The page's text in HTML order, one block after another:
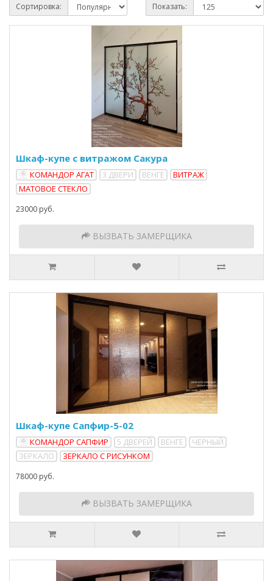
Сортировка: Показать:
Шкаф-купе с витражом Сакура
КОМАНДОР АГАТ 3 ДВЕРИ ВЕНГЕ
ВИТРАЖ
МАТОВОЕ СТЕКЛО
23000 руб.
ВЫЗВАТЬ ЗАМЕРЩИКА
Шкаф-купе Сапфир-5-02
КОМАНДОР САПФИР 5 ДВЕРЕЙ ВЕНГЕ
ЧЕРНЫЙ
ЗЕРКАЛО
ЗЕРКАЛО С РИСУНКОМ
78000 руб.
ВЫЗВАТЬ ЗАМЕРЩИКА